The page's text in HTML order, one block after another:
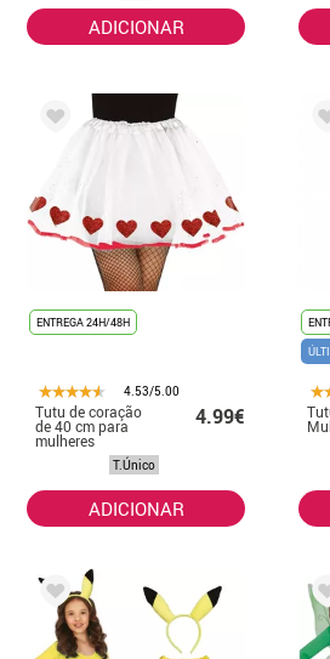
ADICIONAR
ENTREGA 24H/48H
4.53/5.00
Tutu de coração
de 40 cm para
mulheres
4.99€
T.Único
ADICIONAR